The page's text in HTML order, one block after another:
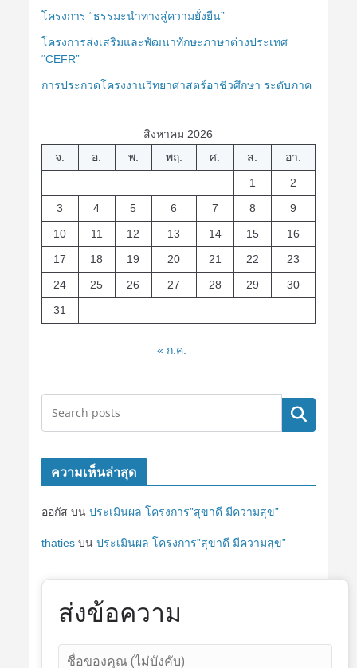
โครงการ “ธรรมะนำทางสู่ความยั่งยืน”
โครงการส่งเสริมและพัฒนาทักษะภาษาต่างประเทศ
“CEFR”
การประกวดโครงงานวิทยาศาสตร์อาชีวศึกษา ระดับภาค
สิงหาคม 2026
จ.
อ. พ. พฤ. ศ. ส.
อา.
1
2
3
4 5 6 7 8
9
10
11 12 13 14 15
16
17
18 19 20 21 22
23
24
25 26 27 28 29
30
31
« ก.ค.
ค้นหา
ความเห็นล่าสุด
ออกัส บน ประเมินผล โครงการ”สุขาดี มีความสุข”
thatiesบน ประเมินผล โครงการ”สุขาดี มีความสุข”
ส่งข้อความ